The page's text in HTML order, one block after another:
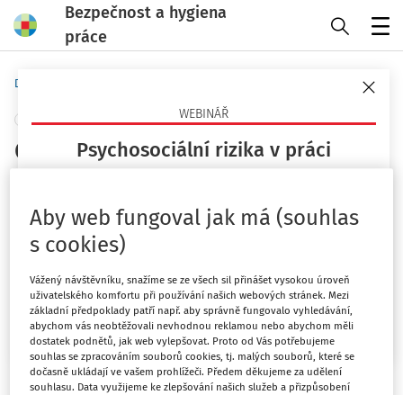
Bezpečnost a hygiena
práce
WEBINÁŘ
Psychosociální rizika v práci
(ČR/EU)?
Mgr. Lucie Kyselová
Chci více informací
Domů
+ PŘIDAT VLASTNÍ
Cena za správnou praxi míří i do
EU-OSHA
Vydáno:29. 9. 2025
Související dokumenty (2)
Ceny za správnou praxi v rámci kampaně Zdravé
pracoviště za rok 2025 oceňují organizace, které
proměňují digitalizaci v příležitost pro bezpečný a
zdravý svět práce zaměřený na člověka.
Aby web fungoval jak má (souhlas
s cookies)
Vážený návštěvníku, snažíme se ze všech sil přinášet vysokou úroveň
uživatelského komfortu při používání našich webových stránek. Mezi
základní předpoklady patří např. aby správně fungovalo vyhledávání,
abychom vás neobtěžovali nevhodnou reklamou nebo abychom měli
dostatek podnětů, jak web vylepšovat. Proto od Vás potřebujeme
souhlas se zpracováním souborů cookies, tj. malých souborů, které se
dočasně ukládají ve vašem prohlížeči. Předem děkujeme za udělení
souhlasu. Data využijeme ke zlepšování našich služeb a přizpůsobení